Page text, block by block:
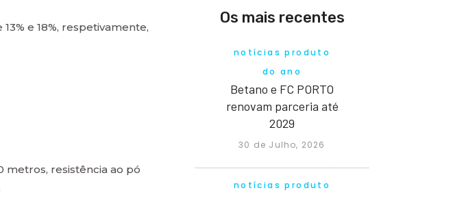
e 18%, respetivamente,
metros, resistência ao pó
Os mais recentes
notícias produto
do ano
Betano e FC PORTO
renovam parceria até
2029
30 de Julho, 2026
notícias produto